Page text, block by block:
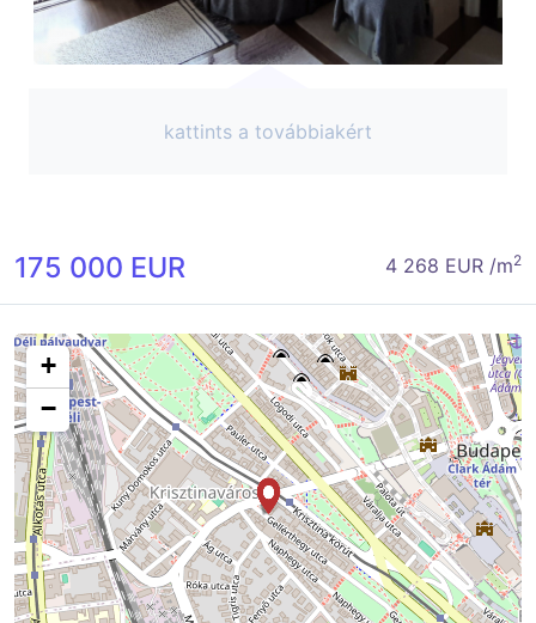
kattints a továbbiakért
175 000 EUR 4 268 EUR /m2
+
−